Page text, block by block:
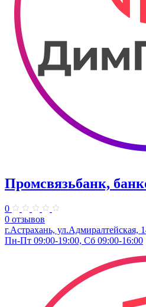
Промсвязьбанк,
0
0 отзывов
г.Астрахань, ул.Адмиралтейская,
Пн-Пт 09:00-19:00, Сб 09:00-16:00